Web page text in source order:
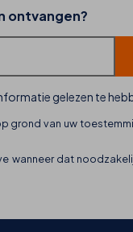
zet WhatsApp
ontvangen?
gelezen te
grond van uw
wanneer dat